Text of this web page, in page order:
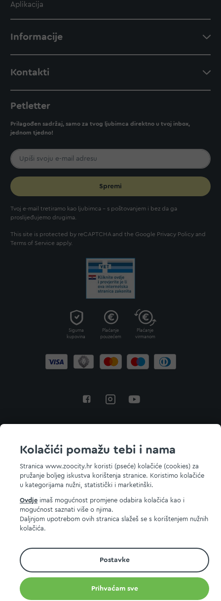
Kolačići pomažu tebi i nama
Stranica www.zoocity.hr koristi (pseće) kolačiće (cookies) za
pružanje boljeg iskustva korištenja stranice. Koristimo kolačiće
u kategorijama nužni, statistički i marketinški.
Ovdje imaš mogućnost promjene odabira kolačića kao i
mogućnost saznati više o njima.
Daljnjom upotrebom ovih stranica slažeš se s korištenjem nužnih
kolačića.
Postavke
Prihvaćam sve
Aplikacija
Informacije
Kontakti
Petletter
Prilagođen sadržaj, samo za tvog ljubimca direktno u tvoj inbox,
jednom tjedno!
Spremi
Tvoj e-mail tretiramo kao ljubimca - s poštovanjem i bez da ga
proslijeđujemo drugima.
This site is protected by reCAPTCHA and the Google Privacy Policy and
Terms of Service apply.
Sigurna
kupovina
Plaćanje
pouzećem
Plaćanje
virmanom
© 2026 ZOOCITY. Sva prava zadržana.